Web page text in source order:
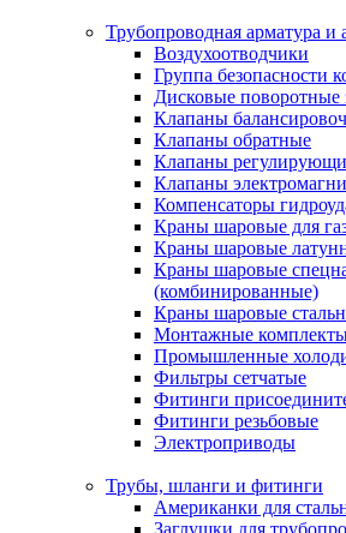
Трубопроводная арматура и
Воздухоотводчики
Группа безопасности
Дисковые поворотные
Клапаны
Клапаны обратные
Клапаны
Клапаны
Компенсаторы
Краны шаровые для
Краны шаровые
Краны шаровые
(комбинированные)
Краны шаровые
Монтажные
Промышленные
Фильтры сетчатые
Фитинги
Фитинги резьбовые
Электроприводы
Трубы, шланги и фитинги
Американки для
Заглушки для